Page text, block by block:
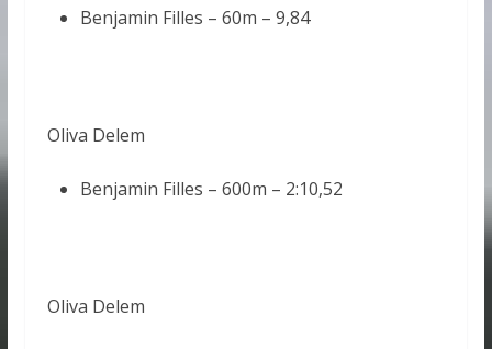
Benjamin Filles – 60m – 9,84
Oliva Delem
Benjamin Filles – 600m – 2:10,52
Oliva Delem